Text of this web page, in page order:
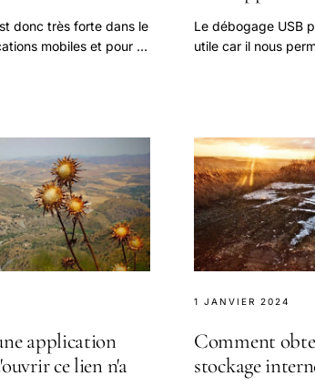
donc très forte dans le
mobiles et pour se
Le débogage USB
utile car il nous
application
ce lien n'a
1 JANVIER 2024
Comment
stockage